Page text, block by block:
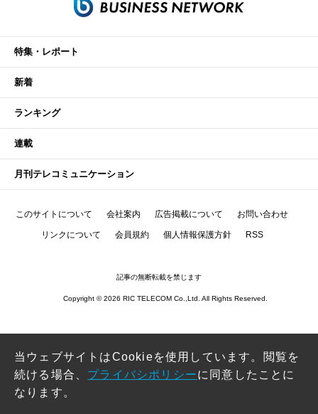
特集・レポート
新着
ランキング
連載
月刊テレコミュニケーション
このサイトについて 会社案内 広告掲載について お問い合わせ
リンクについて 会員規約 個人情報保護方針 RSS
記事の無断転載を禁じます
Copyright © 2026 RIC TELECOM Co.,Ltd. All Rights Reserved.
当ウェブサイトはCookieを使用しています。閲覧を
続ける場合、 プライバシポリシーに同意したことに
なります。